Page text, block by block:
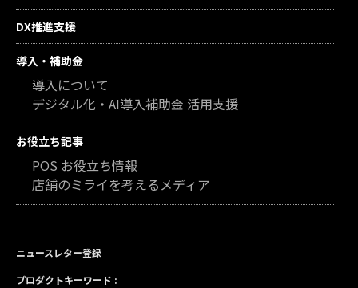
DX推進支援
導入・補助金
導入について
デジタル化・AI導入補助金 活用支援
お役立ち記事
POS お役立ち情報
店舗のミライを考えるメディア
ニュースレター登録
プロダクトキーワード :